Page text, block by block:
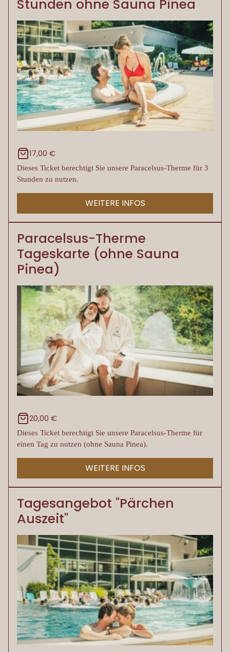
Stunden ohne Sauna Pinea
17,00 €
Dieses Ticket berechtigt Sie unsere Paracelsus-Therme für 3
Stunden zu nutzen.
WEITERE INFOS
Paracelsus-Therme
Tageskarte (ohne Sauna
Pinea)
20,00 €
Dieses Ticket berechtigt Sie unsere Paracelsus-Therme für
einen Tag zu nutzen (ohne Sauna Pinea).
WEITERE INFOS
Tagesangebot "Pärchen
Auszeit"